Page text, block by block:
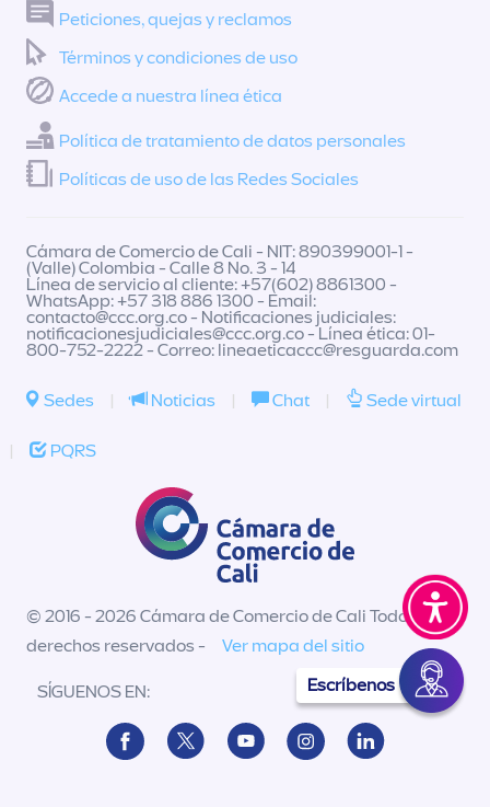
Escríbenos
Peticiones, quejas y reclamos
Términos y condiciones de uso
Accede a nuestra línea ética
Política de tratamiento de datos personales
Políticas de uso de las Redes Sociales
Cámara de Comercio de Cali - NIT: 890399001-1 -
(Valle) Colombia - Calle 8 No. 3 - 14
Línea de servicio al cliente: +57(602) 8861300 -
WhatsApp: +57 318 886 1300 - Email:
contacto@ccc.org.co- Notificaciones judiciales:
notificacionesjudiciales@ccc.org.co- Línea ética: 01-
800-752-2222 - Correo: lineaeticaccc@resguarda.com
Sedes | Noticias | Chat | Sede virtual
| PQRS
© 2016 - 2026 Cámara de Comercio de Cali Todos los
derechos reservados -
Ver mapa del sitio
SÍGUENOS EN: